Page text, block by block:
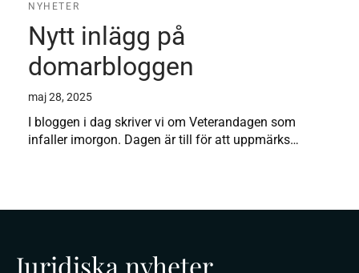
NYHETER
Nytt inlägg på
domarbloggen
maj 28, 2025
I bloggen i dag skriver vi om Veterandagen som
infaller imorgon. Dagen är till för att uppmärks…
Juridiska nyheter